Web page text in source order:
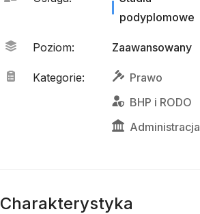
podyplomowe
Poziom: Zaawansowany
Kategorie:
Prawo
BHP i RODO
Administracja
Charakterystyka